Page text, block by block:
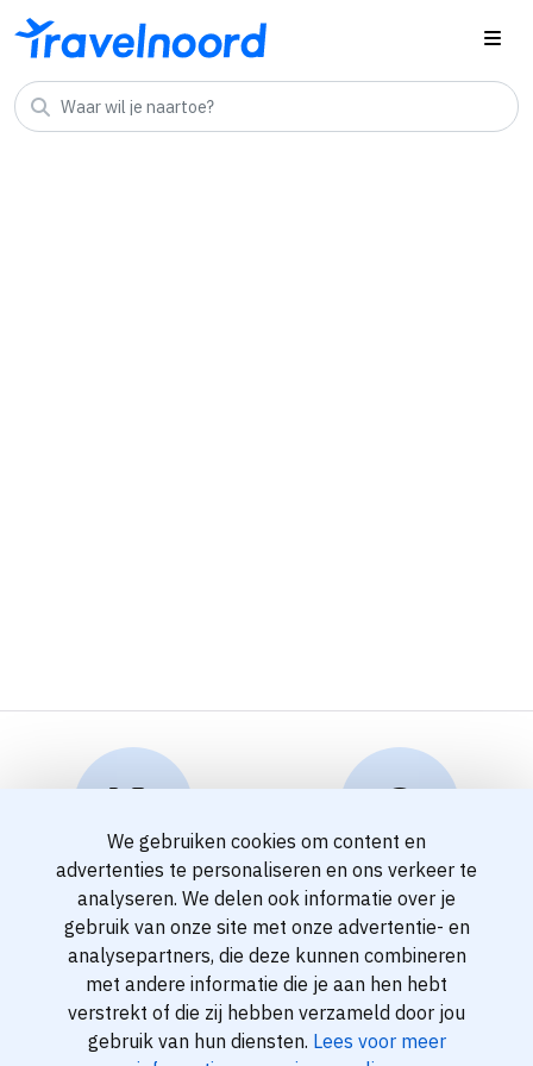
Reserveren en info
info@travelnoord.nl
Klantenservice
088 - 058 0500
We gebruiken cookies om content en
advertenties te personaliseren en ons verkeer te
analyseren. We delen ook informatie over je
gebruik van onze site met onze advertentie- en
analysepartners, die deze kunnen combineren
met andere informatie die je aan hen hebt
verstrekt of die zij hebben verzameld door jou
gebruik van hun diensten. Lees voor meer